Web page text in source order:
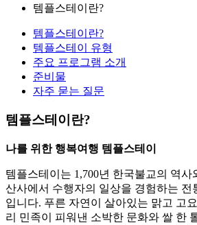
템플스테이란?
템플스테이란?
템플스테이 유형
주요 프로그램 소개
준비물
자주 묻는 질문
템플스테이란?
나를 위한 행복여행 템플스테이
템플스테이는 1,700년 한국불교의 역사
산사에서 수행자의 일상을 경험하는 전
입니다. 푸른 자연이 살아있는 맑고 고
리 민족이 피워낸 소박한 문화와 쌀 한